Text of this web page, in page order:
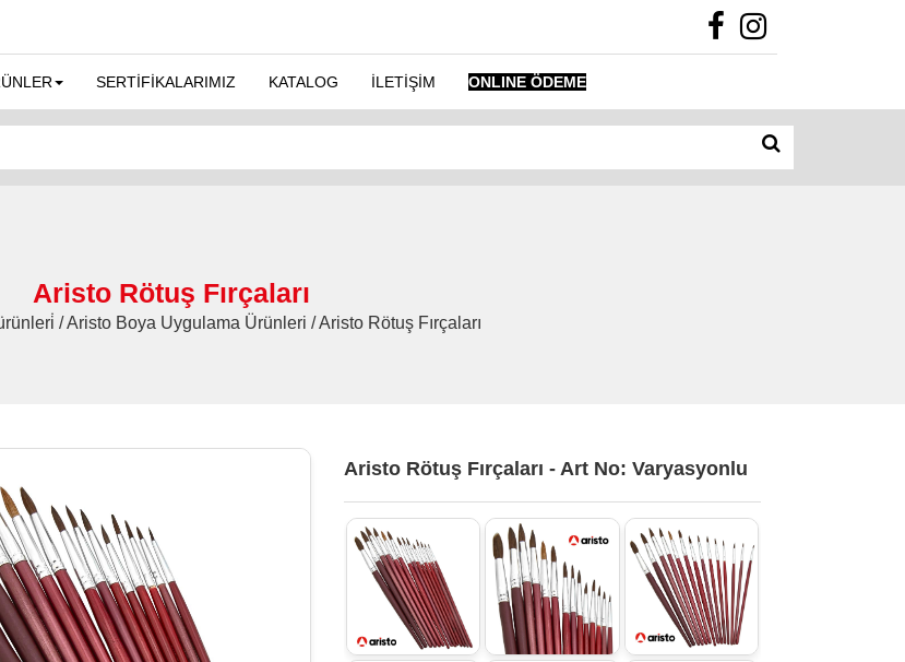
SERTİFİKALARIMIZ KATALOG İLETİŞİM ONLINE ÖDEME
Aristo Rötuş Fırçaları
/ Aristo Boya Uygulama Ürünleri / Aristo Rötuş Fırçaları
Aristo Rötuş Fırçaları - Art No: Varyasyonlu